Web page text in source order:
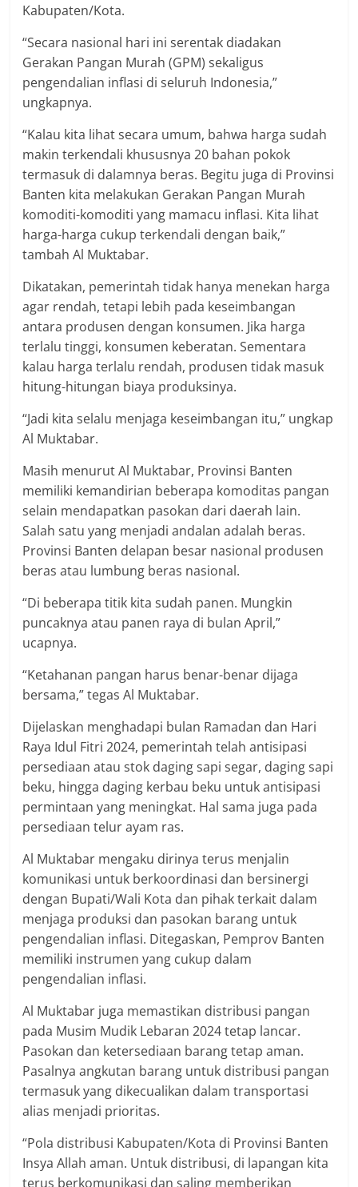
Kabupaten/Kota.
“Secara nasional hari ini serentak diadakan
Gerakan Pangan Murah (GPM) sekaligus
pengendalian inflasi di seluruh Indonesia,”
ungkapnya.
“Kalau kita lihat secara umum, bahwa harga sudah
makin terkendali khususnya 20 bahan pokok
termasuk di dalamnya beras. Begitu juga di Provinsi
Banten kita melakukan Gerakan Pangan Murah
komoditi-komoditi yang mamacu inflasi. Kita lihat
harga-harga cukup terkendali dengan baik,”
tambah Al Muktabar.
Dikatakan, pemerintah tidak hanya menekan harga
agar rendah, tetapi lebih pada keseimbangan
antara produsen dengan konsumen. Jika harga
terlalu tinggi, konsumen keberatan. Sementara
kalau harga terlalu rendah, produsen tidak masuk
hitung-hitungan biaya produksinya.
“Jadi kita selalu menjaga keseimbangan itu,” ungkap
Al Muktabar.
Masih menurut Al Muktabar, Provinsi Banten
memiliki kemandirian beberapa komoditas pangan
selain mendapatkan pasokan dari daerah lain.
Salah satu yang menjadi andalan adalah beras.
Provinsi Banten delapan besar nasional produsen
beras atau lumbung beras nasional.
“Di beberapa titik kita sudah panen. Mungkin
puncaknya atau panen raya di bulan April,”
ucapnya.
“Ketahanan pangan harus benar-benar dijaga
bersama,” tegas Al Muktabar.
Dijelaskan menghadapi bulan Ramadan dan Hari
Raya Idul Fitri 2024, pemerintah telah antisipasi
persediaan atau stok daging sapi segar, daging sapi
beku, hingga daging kerbau beku untuk antisipasi
permintaan yang meningkat. Hal sama juga pada
persediaan telur ayam ras.
Al Muktabar mengaku dirinya terus menjalin
komunikasi untuk berkoordinasi dan bersinergi
dengan Bupati/Wali Kota dan pihak terkait dalam
menjaga produksi dan pasokan barang untuk
pengendalian inflasi. Ditegaskan, Pemprov Banten
memiliki instrumen yang cukup dalam
pengendalian inflasi.
Al Muktabar juga memastikan distribusi pangan
pada Musim Mudik Lebaran 2024 tetap lancar.
Pasokan dan ketersediaan barang tetap aman.
Pasalnya angkutan barang untuk distribusi pangan
termasuk yang dikecualikan dalam transportasi
alias menjadi prioritas.
“Pola distribusi Kabupaten/Kota di Provinsi Banten
Insya Allah aman. Untuk distribusi, di lapangan kita
terus berkomunikasi dan saling memberikan